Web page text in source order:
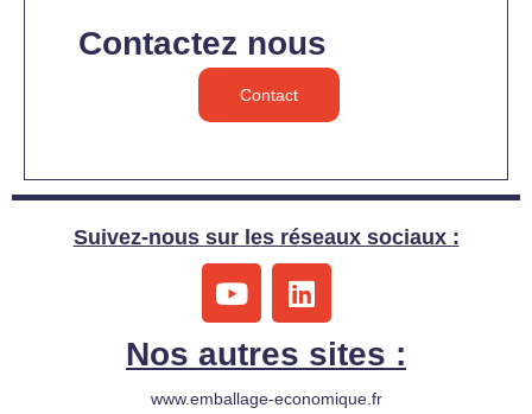
Contactez nous
Contact
Suivez-nous sur les réseaux sociaux :
Y
o
u
t
u
L
i
k
e
Nos autres sites :
www.emballage-economique.fr